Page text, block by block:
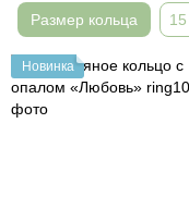
Размер кольца 15
Новинка